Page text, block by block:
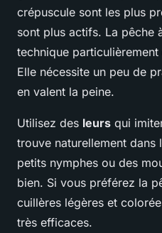
crépuscule sont les plus
sont plus actifs. La pêche
technique
Elle nécessite un peu de
en valent la peine.
Utilisez des leurs qui
trouve naturellement dans
petits nymphes ou des
bien. Si vous préférez la
cuillères légères et
très efficaces.